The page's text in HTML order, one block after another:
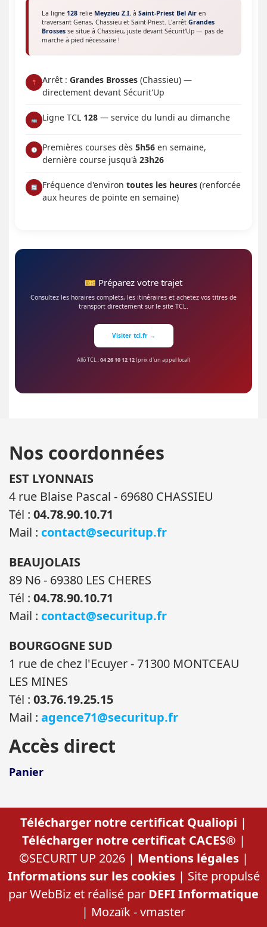
La ligne 128 relie Meyzieu Z.I. à Saint-Priest Bel Air en
traversant Genas, Chassieu et Saint-Priest. L'arrêt Grandes
Brosses se situe à Chassieu, juste devant Sécurit'Up — pas de
marche à pied nécessaire !
📍 Arrêt : Grandes Brosses (Chassieu) —
directement devant Sécurit'Up
🚌 Ligne TCL 128 — service du lundi au dimanche
🕔 Premières courses dès 5h56 en semaine,
dernière course jusqu'à 23h26
🔄 Fréquence d'environ toutes les heures (renforcée
aux heures de pointe en semaine)
🎫 Préparez votre trajet
Consultez les horaires complets, les itinéraires et achetez vos titres de
transport directement sur le site TCL.
Visiter tcl.fr →
Allô TCL :04 26 10 12 12(prix d'un appel local)
Nos coordonnées
EST LYONNAIS
4 rue Blaise Pascal - 69680 CHASSIEU
Tél : 04.78.90.10.71
Mail : contact@securitup.fr
BEAUJOLAIS
89 N6 - 69380 LES CHERES
Tél : 04.78.90.10.71
Mail : contact@securitup.fr
BOURGOGNE SUD
1 rue de chez l'Ecuyer - 71300 MONTCEAU
LES MINES
Tél : 03.76.19.25.15
Mail : agence71@securitup.fr
Accès direct
Panier
Télécharger notre certificat Qualiopi |
Télécharger notre certificat CACES® |
©SECURIT UP 2026 | Mentions légales |
Informations sur les cookies | Site propulsé
par WebBiz et réalisé par DEFI Informatique
| Mozaïk - vmaster